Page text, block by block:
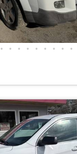
• • • • • • • • •